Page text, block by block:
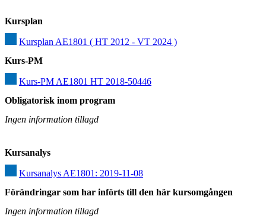
Kursplan
Kursplan AE1801 ( HT 2012 - VT 2024 )
Kurs-PM
Kurs-PM AE1801 HT 2018-50446
Obligatorisk inom program
Ingen information tillagd
Kursanalys
Kursanalys AE1801: 2019-11-08
Förändringar som har införts till den här kursomgången
Ingen information tillagd